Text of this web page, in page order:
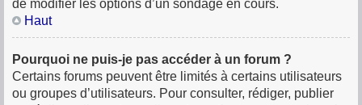
de modifier les options d’un sondage en cours.
Haut
Pourquoi ne puis-je pas accéder à un forum ?
Certains forums peuvent être limités à certains utilisateurs
ou groupes d’utilisateurs. Pour consulter, rédiger, publier